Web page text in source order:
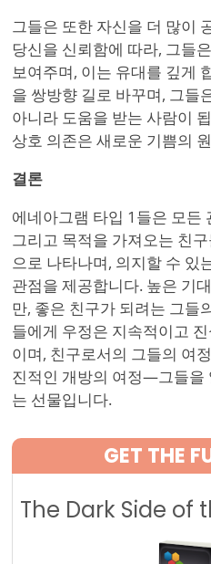
그들은 또한 자신을 더 많이
당신을 신뢰함에 따라, 그들
보여주며, 이는 유대를 깊게
을 쌍방향 길로 바꾸며, 그들
아니라 도움을 받는 사람이
상호 의존은 새로운 기쁨의
결론
에네아그램 타입 1들은 모든
그리고 목적을 가져오는 친
으로 나타나며, 의지할 수 있
관점을 제공합니다. 높은 기
만, 좋은 친구가 되려는 그들
들에게 우정은 지속적이고
이며, 친구로서의 그들의 여
진적인 개방의 여정—그들을
는 선물입니다.
GET THE
The Dark Side of